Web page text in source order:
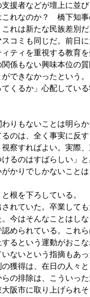
援者などが壇上に並
これなのか？ 橋下知
れは新たな民族差別だ
コミも同じだ。前日
ティを重視する教育
係もない興味本位の
できなかったという。
くるか」心配してい
りもないことは明ら
のは、全く事実に反す
察すればよい。実際
るのはすばらしい」と
かりでしかないことは
根を下ろしている。
れていた。卒業して
今はそんなことはし
められている。これ
るという運動がおこ
ないという指摘もあっ
獲得は、在日の人々
の排除は、こういっ
阪市に取り上げられ